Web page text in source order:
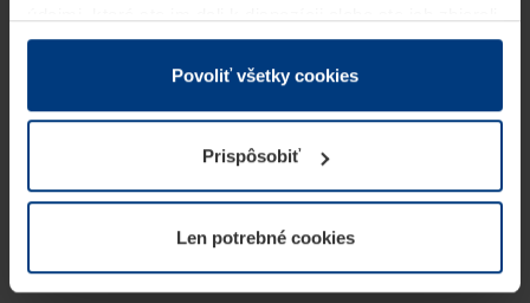
v rámci Vášho využívania služieb.
Z právneho hľadiska môžeme cookies ukladať na Vašom
prevádzku tejto stránky. Pre všetky ostatné typy cookie
potrebujeme Vaše povolenie. Vaše povolenie môžete
kedykoľvek zmeniť alebo odvolať vo vysvetlení cookie
našej webovej stránky.
Povoliť všetky cookies
Prispôsobiť
Len potrebné cookies